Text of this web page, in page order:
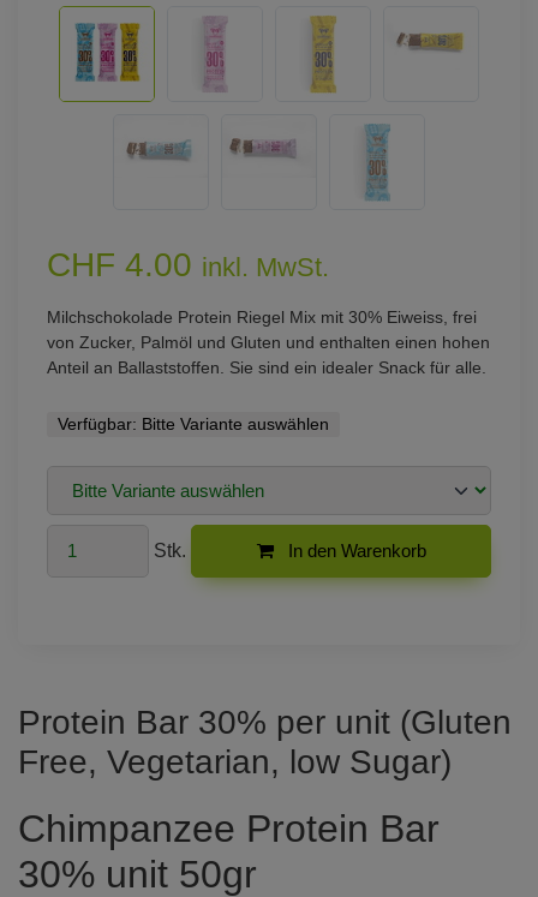
CHF 4.00 inkl. MwSt.
Milchschokolade Protein Riegel Mix mit 30% Eiweiss, frei
von Zucker, Palmöl und Gluten und enthalten einen hohen
Anteil an Ballaststoffen. Sie sind ein idealer Snack für alle.
Verfügbar: Bitte Variante auswählen
Stk. In den Warenkorb
Protein Bar 30% per unit (Gluten
Free, Vegetarian, low Sugar)
Chimpanzee Protein Bar
30% unit 50gr